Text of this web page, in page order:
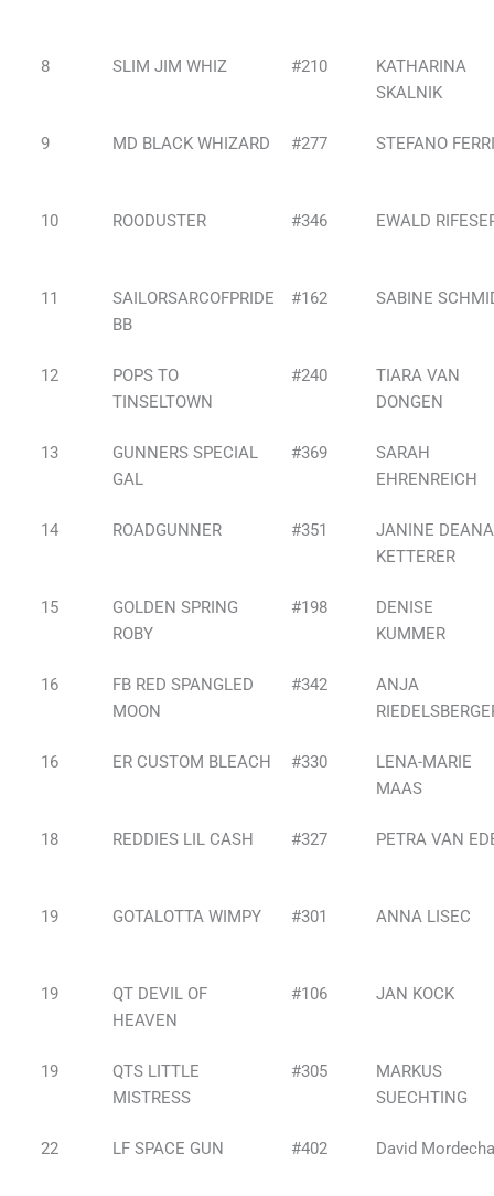
8 SLIM JIM WHIZ #210
KATHARINA
SKALNIK
9 MD BLACK WHIZARD #277 STEFANO
10 ROODUSTER #346 EWALD
11
SAILORSARCOFPRIDE
BB
#162 SABINE
12
POPS TO
TINSELTOWN
#240
TIARA VAN
DONGEN
13
GUNNERS SPECIAL
GAL
#369
SARAH
EHRENREICH
14 ROADGUNNER #351
JANINE DEANA
KETTERER
15
GOLDEN SPRING
ROBY
#198
DENISE
KUMMER
16
FB RED SPANGLED
MOON
#342
ANJA
16 ER CUSTOM BLEACH #330
LENA-MARIE
MAAS
18 REDDIES LIL CASH #327 PETRA VAN
19 GOTALOTTA WIMPY #301 ANNA LISEC
19
QT DEVIL OF
HEAVEN
#106 JAN KOCK
19
QTS LITTLE
MISTRESS
#305
MARKUS
SUECHTING
22 LF SPACE GUN #402 David